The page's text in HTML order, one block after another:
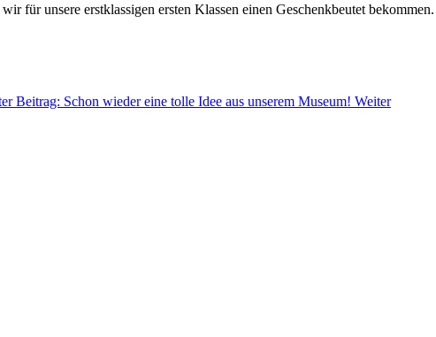
für unsere erstklassigen ersten Klassen einen Geschenkbeutet
Beitrag: Schon wieder eine tolle Idee aus unserem Museum! Weiter